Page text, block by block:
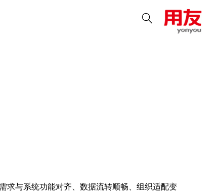
求与系统功能对齐、数据流转顺畅、组织适配变